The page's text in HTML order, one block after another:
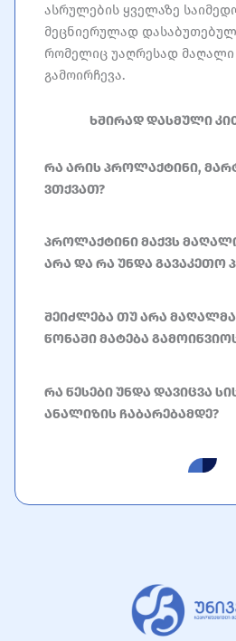
ასრულების ყველაზე
მეცნიერულად
რომელიც უაღრესად მაღალი
გამოირჩევა.
ხშირად დასმული
რა არის პროლაქტინი,
ვთქვათ?
პროლაქტინი მაქვს
არა და რა უნდა გავაკეთო
შეიძლება თუ არა მაღალმა
წონაში მატება
რა წესები უნდა დავიცვა
ანალიზის ჩაბარებამდე?